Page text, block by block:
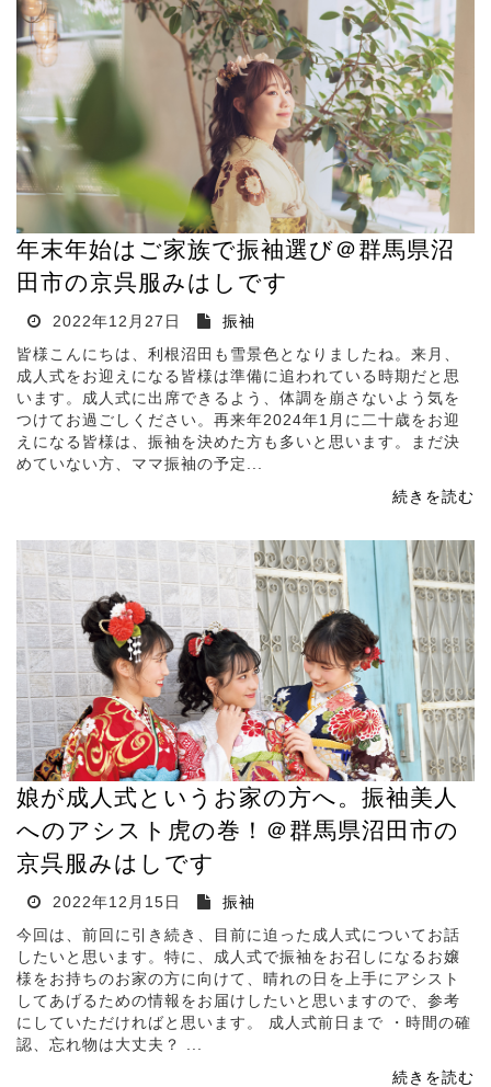
年末年始はご家族で振袖選び＠群馬県沼
田市の京呉服みはしです
2022年12月27日
振袖
皆様こんにちは、利根沼田も雪景色となりましたね。来月、
成人式をお迎えになる皆様は準備に追われている時期だと思
います。成人式に出席できるよう、体調を崩さないよう気を
つけてお過ごしください。再来年2024年1月に二十歳をお迎
えになる皆様は、振袖を決めた方も多いと思います。まだ決
めていない方、ママ振袖の予定...
続きを読む
娘が成人式というお家の方へ。振袖美人
へのアシスト虎の巻！＠群馬県沼田市の
京呉服みはしです
2022年12月15日
振袖
今回は、前回に引き続き、目前に迫った成人式についてお話
したいと思います。特に、成人式で振袖をお召しになるお嬢
様をお持ちのお家の方に向けて、晴れの日を上手にアシスト
してあげるための情報をお届けしたいと思いますので、参考
にしていただければと思います。 成人式前日まで ・時間の確
認、忘れ物は大丈夫？ ...
続きを読む